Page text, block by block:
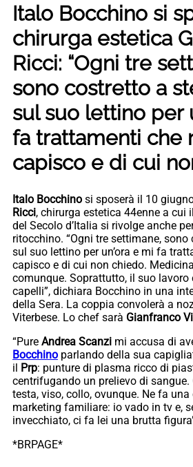
Italo Bocchino si
chirurga estetica
Ricci: “Ogni tre
sono costretto a
sul suo lettino per
fa trattamenti che
capisco e di cui
Italo Bocchino si sposerà il 10
Ricci, chirurga estetica 44enne a cui
del Secolo d’Italia si rivolge anche
ritocchino. “Ogni tre settimane,
sul suo lettino per un’ora e mi fa
capisco e di cui non chiedo.
comunque. Soprattutto, il suo lavoro
capelli”, dichiara Bocchino in una
della Sera. La coppia convolerà a
Viterbese. Lo chef sarà Gianfranco
“Pure Andrea Scanzi mi accusa di
Bocchino parlando della sua
il Prp: punture di plasma ricco di
centrifugando un prelievo di
testa, viso, collo, ovunque. Ne fa
marketing familiare: io vado in tv e,
invecchiato, ci fa lei una brutta
*BRPAGE*